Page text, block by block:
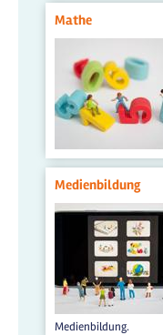
Mathe
Medienbildung
Medienbildung.